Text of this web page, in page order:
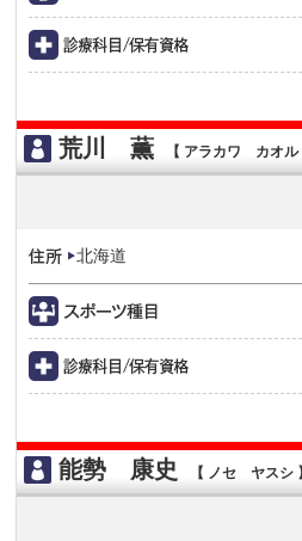
荒川 薫 【 アラカワ カオル
北海道
能勢 康史 【 ノセ ヤスシ